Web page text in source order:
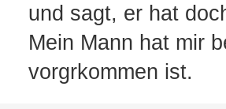
und sagt, er hat
Mein Mann hat mir
vorgrkommen ist.